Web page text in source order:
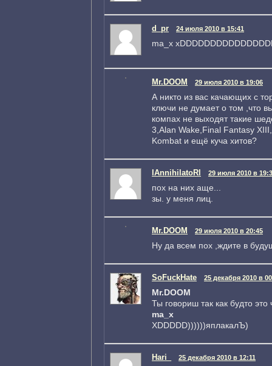
d_pr 24 июля 2010 в 15:41
ma_x
Mr.DOOM 29 июля 2010 в 19:06
А никто из вас качающих с
ключи не думает о том ,что
компах не выходят такие
3,Alan Wake,Final Fantasy
Kombat и ещё куча хитов?
lAnnihilatoRl 29 июля 2010 в
пох на них аще...
зы. у меня лиц.
Mr.DOOM 29 июля 2010 в 20:45
Ну да всем пох ,ждите в
SoFuckHate 25 декабря 2010 в
Mr.DOOM
Ты говориш так как будто это
ma_x
XDDDDD))))))яплакалЪ)
Hari_ 25 декабря 2010 в 12:11